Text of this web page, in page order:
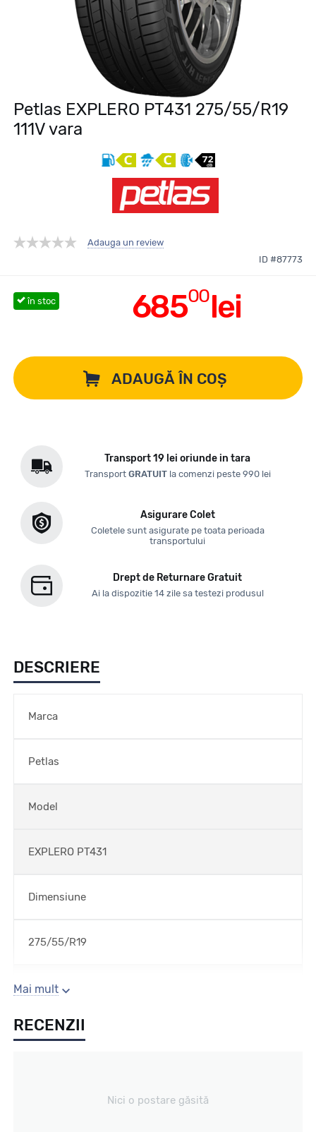
Petlas EXPLERO PT431 275/55/R19
111V vara
Adauga un review
ID #87773
68500lei
în stoc
ADAUGĂ ÎN COȘ
Transport 19 lei oriunde in tara
Transport GRATUITla comenzi peste 990 lei
Asigurare Colet
Coletele sunt asigurate pe toata perioada
transportului
Drept de Returnare Gratuit
Ai la dispozitie 14 zile sa testezi produsul
DESCRIERE
Marca
Petlas
Model
EXPLERO PT431
Dimensiune
275/55/R19
Sezon
Vara
Mai mult
RECENZII
Nici o postare găsită